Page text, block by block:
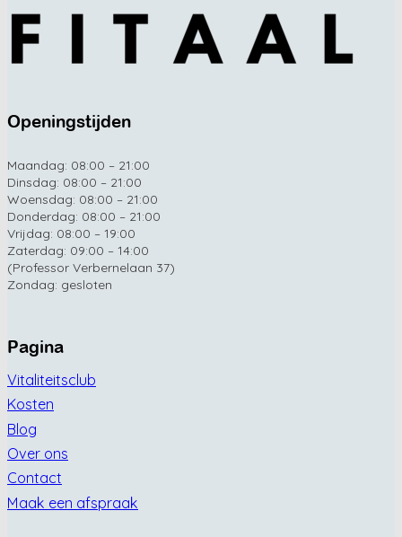
Openingstijden
Maandag: 08:00 – 21:00
Dinsdag: 08:00 – 21:00
Woensdag: 08:00 – 21:00
Donderdag: 08:00 – 21:00
Vrijdag: 08:00 – 19:00
Zaterdag: 09:00 – 14:00
(Professor Verbernelaan 37)
Zondag: gesloten
Pagina
Vitaliteitsclub
Kosten
Blog
Over ons
Contact
Maak een afspraak